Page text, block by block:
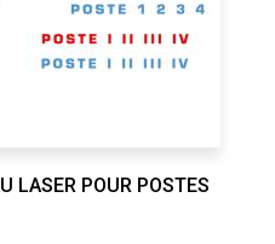
LASER POUR POSTES